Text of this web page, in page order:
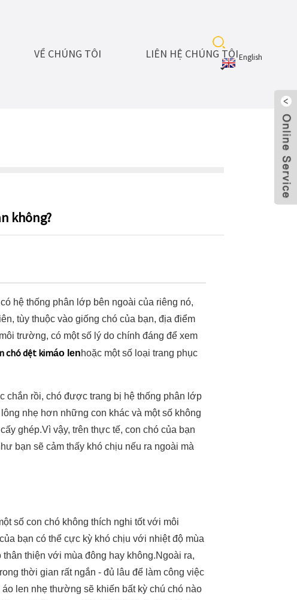
VỀ CHÚNG TÔI LIÊN HỆ CHÚNG TÔIEnglish
không?
hệ thống phân lớp bên ngoài của riêng nó,
tùy thuộc vào giống chó của bạn, địa điểm
trường, có một số lý do chính đáng để xem
chó dệt kimáo lenhoặc một số loại trang phục
chắn rồi, chó được trang bị hệ thống phân lớp
nhẹ hơn những con khác và một số không
ghép.Vì vậy, trên thực tế, con chó của bạn
bạn sẽ cảm thấy khó chịu nếu ra ngoài mà
số con chó không thích nghi tốt với môi
bạn có thể cực kỳ khó chịu với nhiệt độ mùa
thiện với mùa đông hay không.Ngoài ra,
thời gian rất ngắn - đủ lâu để làm công việc
len nhẹ thường sẽ khiến bất kỳ chú chó nào